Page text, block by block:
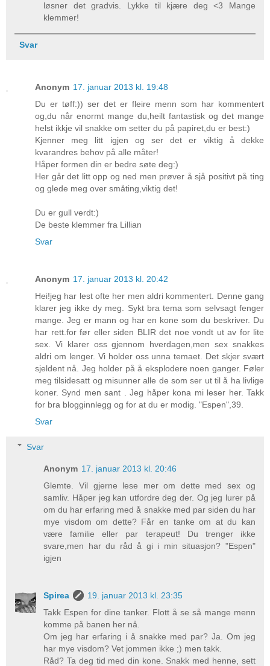
løsner det gradvis. Lykke til kjære deg <3 Mange
klemmer!
Svar
Anonym 17. januar 2013 kl. 19:48
Du er tøff:)) ser det er fleire menn som har kommentert
og,du når enormt mange du,heilt fantastisk og det mange
helst ikkje vil snakke om setter du på papiret,du er best:)
Kjenner meg litt igjen og ser det er viktig å dekke
kvarandres behov på alle måter!
Håper formen din er bedre søte deg:)
Her går det litt opp og ned men prøver å sjå positivt på ting
og glede meg over småting,viktig det!
Du er gull verdt:)
De beste klemmer fra Lillian
Svar
Anonym 17. januar 2013 kl. 20:42
Hei!jeg har lest ofte her men aldri kommentert. Denne gang
klarer jeg ikke dy meg. Sykt bra tema som selvsagt fenger
mange. Jeg er mann og har en kone som du beskriver. Du
har rett.for før eller siden BLIR det noe vondt ut av for lite
sex. Vi klarer oss gjennom hverdagen,men sex snakkes
aldri om lenger. Vi holder oss unna temaet. Det skjer svært
sjeldent nå. Jeg holder på å eksplodere noen ganger. Føler
meg tilsidesatt og misunner alle de som ser ut til å ha livlige
koner. Synd men sant . Jeg håper kona mi leser her. Takk
for bra blogginnlegg og for at du er modig. "Espen",39.
Svar
Svar
Anonym 17. januar 2013 kl. 20:46
Glemte. Vil gjerne lese mer om dette med sex og
samliv. Håper jeg kan utfordre deg der. Og jeg lurer på
om du har erfaring med å snakke med par siden du har
mye visdom om dette? Får en tanke om at du kan
være familie eller par terapeut! Du trenger ikke
svare,men har du råd å gi i min situasjon? "Espen"
igjen
Spirea
19. januar 2013 kl. 23:35
Takk Espen for dine tanker. Flott å se så mange menn
komme på banen her nå.
Om jeg har erfaring i å snakke med par? Ja. Om jeg
har mye visdom? Vet jommen ikke ;) men takk.
Råd? Ta deg tid med din kone. Snakk med henne, sett